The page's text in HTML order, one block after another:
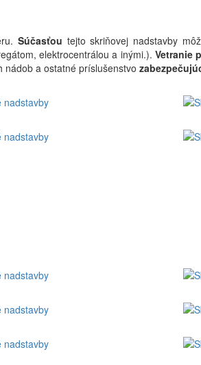
Súčasťou tejto skriňovej nadstavby
elektrocentrálou a inými.). Vetranie
nádob a ostatné príslušenstvo